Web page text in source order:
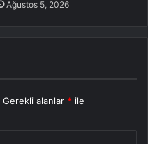
Ağustos 5, 2026
Gerekli alanlar * ile